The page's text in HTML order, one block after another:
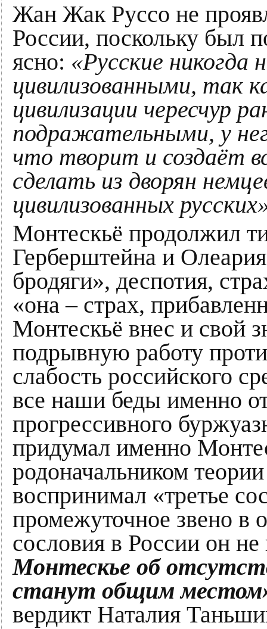
Жан Жак Руссо не
России, поскольку был
ясно: «Русские
цивилизованными, так
цивилизации чересчур
подражательными, у
что творит и создаёт
сделать из дворян
цивилизованных
Монтескьё продолжил
Герберштейна и
бродяги», деспотия,
«она – страх,
Монтескьё внес и свой
подрывную работу
слабость российского
все наши беды именно
прогрессивного
придумал именно
родоначальником
воспринимал «третье
промежуточное звено в
сословия в России он не
Монтескье об
станут общим
вердикт Наталия